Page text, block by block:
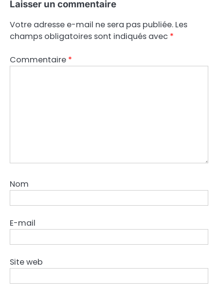
Laisser un commentaire
Votre adresse e-mail ne sera pas publiée. Les
champs obligatoires sont indiqués avec *
Commentaire *
Nom
E-mail
Site web